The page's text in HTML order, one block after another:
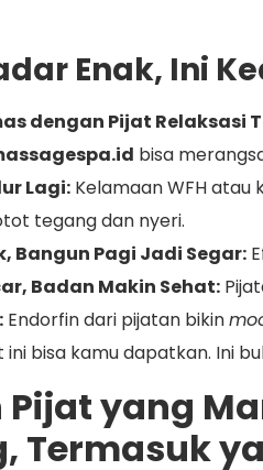
Enak, Ini
dengan Pijat Relaksasi
bisa
Lagi: Kelamaan WFH atau
tegang dan nyeri.
Bangun Pagi Jadi Segar:
Badan Makin Sehat:
Endorfin dari pijatan bikin
bisa kamu dapatkan. Ini
yang
Termasuk